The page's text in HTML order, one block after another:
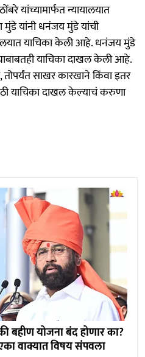
यांच्यामार्फत न्यायालयात
यांनी धनंजय मुंडे यांची
याचिका केली आहे. धनंजय मुंडे
याचिका दाखल केली आहे.
तोपर्यंत साखर कारखाने किंवा इतर
याचिका दाखल केल्याचं करुणा
बहीण योजना बंद होणार का?
वाक्यात विषय संपवला